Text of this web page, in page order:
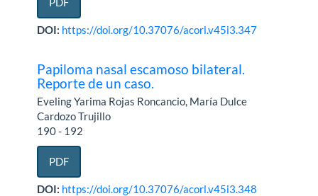
DOI: https://doi.org/10.37076/acorl.v45i3.347
Papiloma nasal escamoso bilateral.
Reporte de un caso.
Eveling Yarima Rojas Roncancio, María Dulce
Cardozo Trujillo
190 - 192
PDF
DOI: https://doi.org/10.37076/acorl.v45i3.348